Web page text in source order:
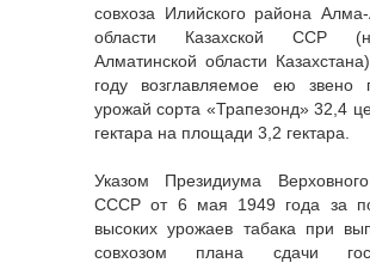
совхоза Илийского района Алма-
области Казахской ССР
Алматинской области
году возглавляемое ею звено
урожай сорта «Трапезонд» 32,4
гектара на площади 3,2 гектара.
Указом Президиума
СССР от 6 мая 1949 года за
высоких урожаев табака при
совхозом плана сдачи